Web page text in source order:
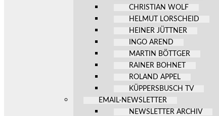
CHRISTIAN WOLF
HELMUT LORSCHEID
HEINER JÜTTNER
INGO AREND
MARTIN BÖTTGER
RAINER BOHNET
ROLAND APPEL
KÜPPERSBUSCH TV
EMAIL-NEWSLETTER
NEWSLETTER ARCHIV